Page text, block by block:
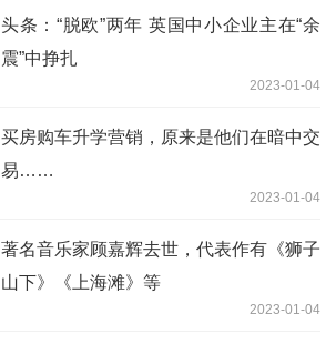
头条：“脱欧”两年 英国中小企业主在“余
震”中挣扎
2023-01-04
买房购车升学营销，原来是他们在暗中交
易……
2023-01-04
著名音乐家顾嘉辉去世，代表作有《狮子
山下》《上海滩》等
2023-01-04